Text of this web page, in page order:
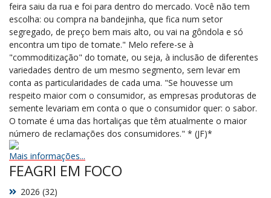
feira saiu da rua e foi para dentro do mercado. Você não tem
escolha: ou compra na bandejinha, que fica num setor
segregado, de preço bem mais alto, ou vai na gôndola e só
encontra um tipo de tomate." Melo refere-se à
"commoditização" do tomate, ou seja, à inclusão de diferentes
variedades dentro de um mesmo segmento, sem levar em
conta as particularidades de cada uma. "Se houvesse um
respeito maior com o consumidor, as empresas produtoras de
semente levariam em conta o que o consumidor quer: o sabor.
O tomate é uma das hortaliças que têm atualmente o maior
número de reclamações dos consumidores." * (JF)*
Mais informações...
FEAGRI EM FOCO
2026 (32)